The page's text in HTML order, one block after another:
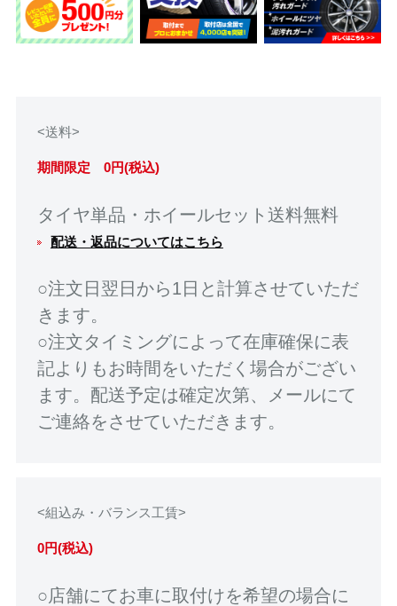
<送料>
期間限定 0円(税込)
タイヤ単品・ホイールセット送料無料
配送・返品についてはこちら
○注文日翌日から1日と計算させていただ
きます。
○注文タイミングによって在庫確保に表
記よりもお時間をいただく場合がござい
ます。配送予定は確定次第、メールにて
ご連絡をさせていただきます。
<組込み・バランス工賃>
0円(税込)
○店舗にてお車に取付けを希望の場合に